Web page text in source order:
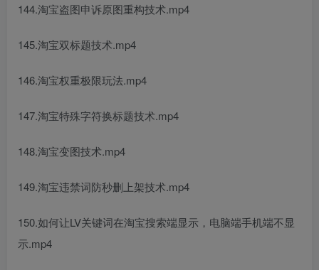
144.淘宝盗图申诉原图重构技术.mp4
145.淘宝双标题技术.mp4
146.淘宝权重极限玩法.mp4
147.淘宝特殊字符换标题技术.mp4
148.淘宝变图技术.mp4
149.淘宝违禁词防秒删上架技术.mp4
150.如何让LV关键词在淘宝搜索端显示，电脑端手机端不显
示.mp4